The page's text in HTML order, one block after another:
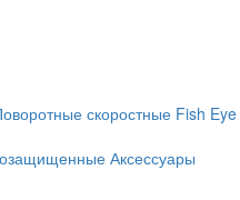
скоростные Fish Eye
Аксессуары